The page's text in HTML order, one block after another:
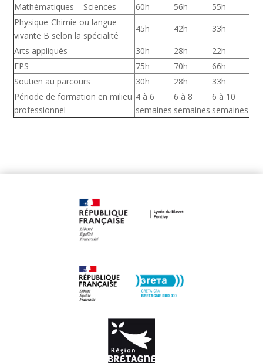
Mathématiques – Sciences
60h 56h
55h
Physique-Chimie ou langue
vivante B selon la spécialité
45h 42h
33h
Arts appliqués
30h 28h
22h
EPS
75h 70h
66h
Soutien au parcours
30h 28h
33h
Période de formation en milieu
professionnel
4 à 6
semaines
6 à 8
semaines
6 à 10
semaines